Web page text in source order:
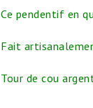
Ce pendentif en
Fait
Tour de cou